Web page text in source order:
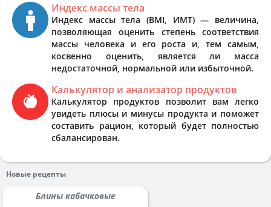
Индекс массы тела
Индекс массы тела (BMI, ИМТ) — величина,
позволяющая оценить степень соответствия
массы человека и его роста и, тем самым,
косвенно оценить, является ли масса
недостаточной, нормальной или избыточной.
Калькулятор и анализатор продуктов
Калькулятор продуктов позволит вам легко
увидеть плюсы и минусы продукта и поможет
составить рацион, который будет полностью
сбалансирован.
Новые рецепты
Блины кабачковые